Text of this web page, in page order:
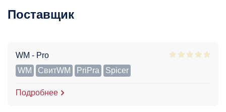
Поставщик
WM - Pro
WM
СвитWM PriPra Spicer
Подробнее